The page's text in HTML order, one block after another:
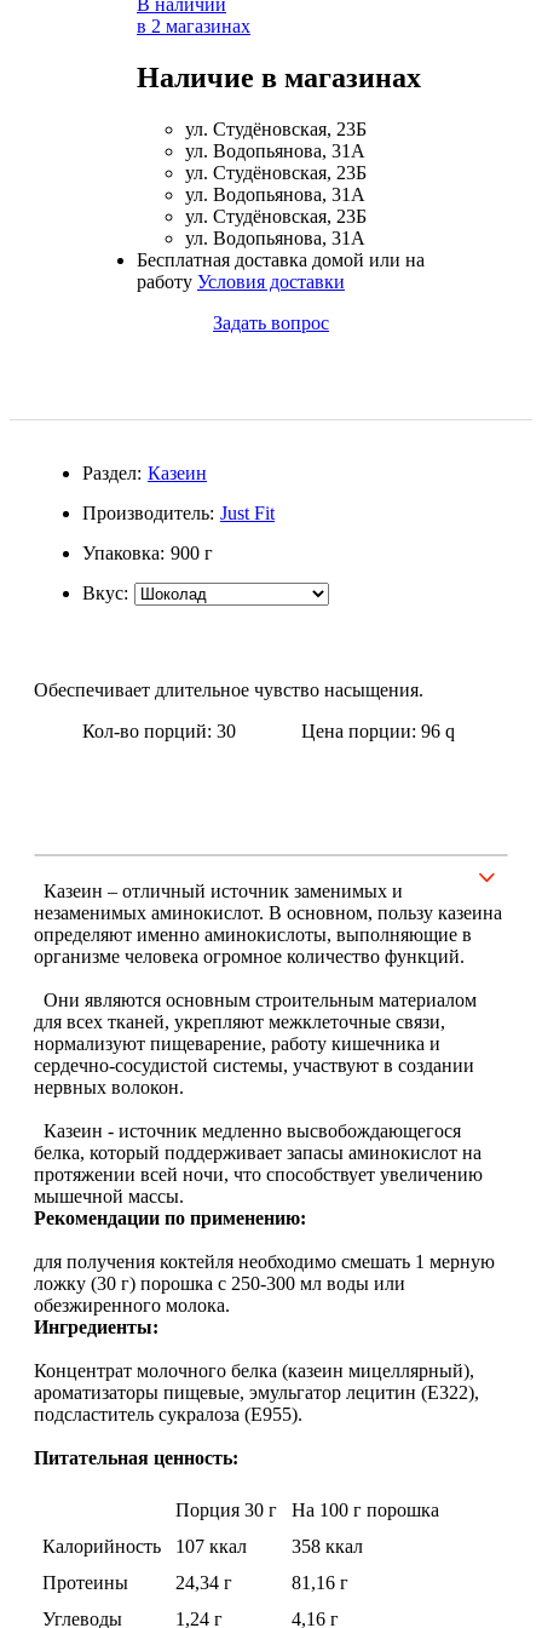
Лецитин
Пищеварение
Щитовидная железа
НАЗАД
Сывороточный протеин
Казеин
Многокомпонентный и яичный протеин
Снижение веса
НАЗАД
Жиросжигатели
Карнитин
Пиколинат хрома
Батончики и напитки
В наличии
в 2 магазинах
Наличие в магазинах
ул. Студёновская, 23Б
ул. Водопьянова, 31А
ул. Студёновская, 23Б
ул. Водопьянова, 31А
ул. Студёновская, 23Б
ул. Водопьянова, 31А
Бесплатная доставка домой или на
работу Условия доставки
Задать вопрос
Раздел: Казеин
Производитель: Just Fit
Упаковка: 900 г
Вкус:
Обеспечивает длительное чувство насыщения.
Кол-во порций: 30
Цена порции: 96 q
Казеин – отличный источник заменимых и
незаменимых аминокислот. В основном, пользу казеина
определяют именно аминокислоты, выполняющие в
организме человека огромное количество функций.
Они являются основным строительным материалом
для всех тканей, укрепляют межклеточные связи,
нормализуют пищеварение, работу кишечника и
сердечно-сосудистой системы, участвуют в создании
нервных волокон.
Казеин - источник медленно высвобождающегося
белка, который поддерживает запасы аминокислот на
протяжении всей ночи, что способствует увеличению
мышечной массы.
Рекомендации по применению:
для получения коктейля необходимо смешать 1 мерную
ложку (30 г) порошка с 250-300 мл воды или
обезжиренного молока.
Ингредиенты:
Концентрат молочного белка (казеин мицеллярный),
ароматизаторы пищевые, эмульгатор лецитин (Е322),
подсластитель сукралоза (Е955).
Питательная ценность:
Порция 30 г
На 100 г порошка
Калорийность
107 ккал
358 ккал
Протеины
24,34 г
81,16 г
Углеводы
1,24 г 4,16 г